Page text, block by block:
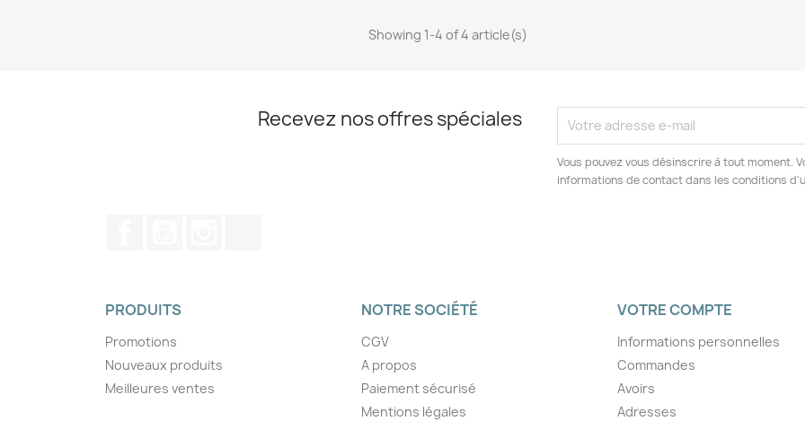
Showing 1-4 of 4 article(s)
Recevez nos offres spéciales
Vous pouvez vous désinscrire à tout moment.
informations de contact dans les conditions
PRODUITS
Promotions
Nouveaux produits
Meilleures ventes
NOTRE SOCIÉTÉ
CGV
A propos
Paiement sécurisé
Mentions légales
VOTRE COMPTE
Informations personnelles
Commandes
Avoirs
Adresses